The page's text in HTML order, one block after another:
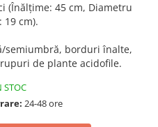
(Înălțime: 45 cm, Diametru
19 cm).
semiumbră, borduri înalte,
de plante acidofile.
STOC
24-48 ore